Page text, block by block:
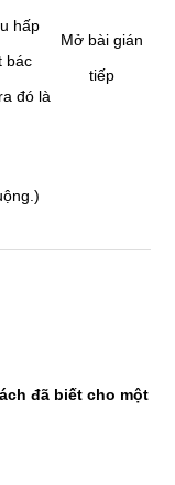
hấp
bác
đó là
Mở bài gián
tiếp
đã biết cho một